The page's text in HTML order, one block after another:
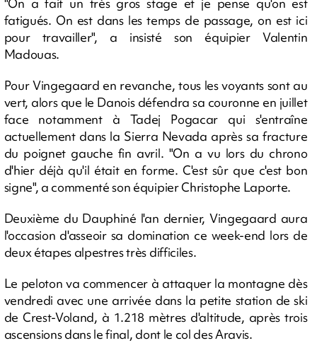
fatigués. On est dans les temps de passage, on est ici
pour travailler", a insisté son équipier Valentin
Madouas.
Pour Vingegaard en revanche, tous les voyants sont au
vert, alors que le Danois défendra sa couronne en juillet
face notamment à Tadej Pogacar qui s'entraîne
actuellement dans la Sierra Nevada après sa fracture
du poignet gauche fin avril. "On a vu lors du chrono
d'hier déjà qu'il était en forme. C'est sûr que c'est bon
signe", a commenté son équipier Christophe Laporte.
Deuxième du Dauphiné l'an dernier, Vingegaard aura
l'occasion d'asseoir sa domination ce week-end lors de
deux étapes alpestres très difficiles.
Le peloton va commencer à attaquer la montagne dès
vendredi avec une arrivée dans la petite station de ski
de Crest-Voland, à 1.218 mètres d'altitude, après trois
ascensions dans le final, dont le col des Aravis.